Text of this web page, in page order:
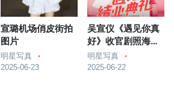
宣璐机场俏皮街拍
图片
明星写真
2025-06-23
吴宣仪《遇见你真
好》收官剧照海报
图片
明星写真
2025-06-22